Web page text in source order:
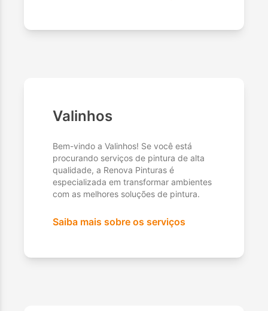
Valinhos
Bem-vindo a Valinhos! Se você está
procurando serviços de pintura de alta
qualidade, a Renova Pinturas é
especializada em transformar ambientes
com as melhores soluções de pintura.
Saiba mais sobre os serviços